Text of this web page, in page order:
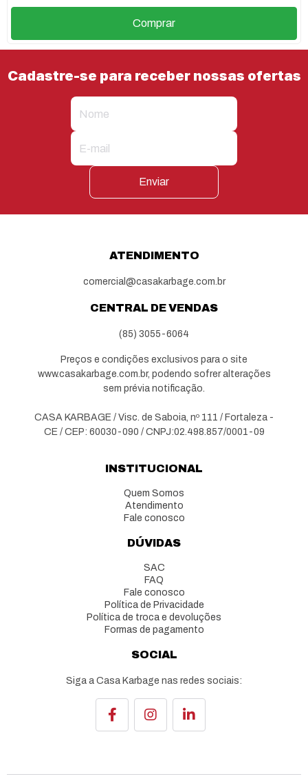
Comprar
Cadastre-se para receber nossas ofertas
Enviar
ATENDIMENTO
comercial@casakarbage.com.br
CENTRAL DE VENDAS
(85) 3055-6064
Preços e condições exclusivos para o site
www.casakarbage.com.br, podendo sofrer alterações
sem prévia notificação.
CASA KARBAGE / Visc. de Saboia, nº 111 / Fortaleza -
CE / CEP: 60030-090 / CNPJ:02.498.857/0001-09
INSTITUCIONAL
Quem Somos
Atendimento
Fale conosco
DÚVIDAS
SAC
FAQ
Fale conosco
Política de Privacidade
Política de troca e devoluções
Formas de pagamento
SOCIAL
Siga a Casa Karbage nas redes sociais: